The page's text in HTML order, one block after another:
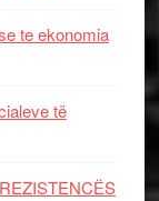
te ekonomia
të